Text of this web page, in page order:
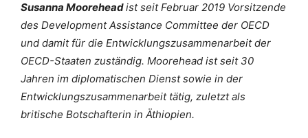
Susanna Mooreheadist seit Februar 2019 Vorsitzende
des Development Assistance Committee der OECD
und damit für die Entwicklungszusammenarbeit der
OECD-Staaten zuständig. Moorehead ist seit 30
Jahren im diplomatischen Dienst sowie in der
Entwicklungszusammenarbeit tätig, zuletzt als
britische Botschafterin in Äthiopien.